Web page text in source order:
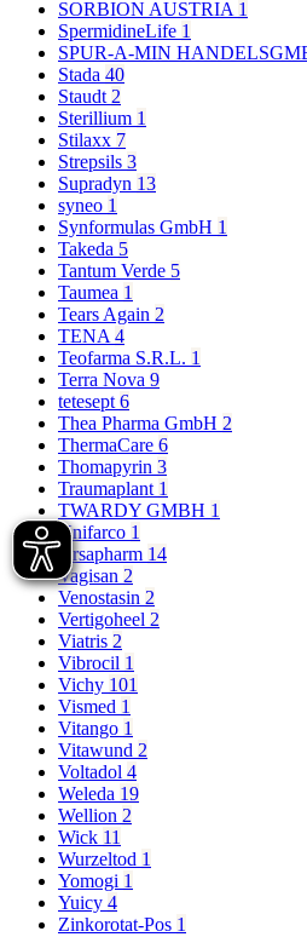
SORBION AUSTRIA 1
SpermidineLife 1
SPUR-A-MIN
Stada 40
Staudt2
Sterillium 1
Stilaxx 7
Strepsils 3
Supradyn 13
syneo 1
Synformulas GmbH 1
Takeda 5
Tantum Verde 5
Taumea 1
Tears Again 2
TENA4
Teofarma S.R.L. 1
Terra Nova 9
tetesept6
Thea Pharma GmbH 2
ThermaCare 6
Thomapyrin 3
Traumaplant 1
TWARDY GMBH 1
Unifarco 1
Ursapharm 14
Vagisan 2
Venostasin 2
Vertigoheel 2
Viatris 2
Vibrocil 1
Vichy 101
Vismed 1
Vitango 1
Vitawund 2
Voltadol 4
Weleda 19
Wellion 2
Wick 11
Wurzeltod 1
Yomogi 1
Yuicy 4
Zinkorotat-Pos 1